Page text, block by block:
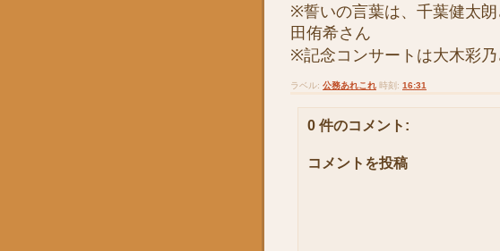
※誓いの言葉は、千葉健太
田侑希さん
※記念コンサートは大木彩乃
ラベル: 公務あれこれ 時刻: 16:31
0 件のコメント:
コメントを投稿